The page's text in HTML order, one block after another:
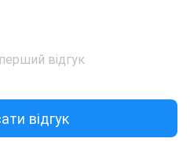
відгук
відгук